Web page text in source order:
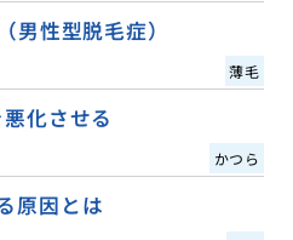
男性型脱毛症）
薄毛
化させる
かつら
原因とは